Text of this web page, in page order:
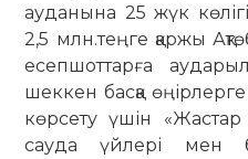
ауданына 25 жүк
2,5 млн.теңге қаржы
есепшоттарға
шеккен басқа
көрсету үшін
сауда үйлері мен